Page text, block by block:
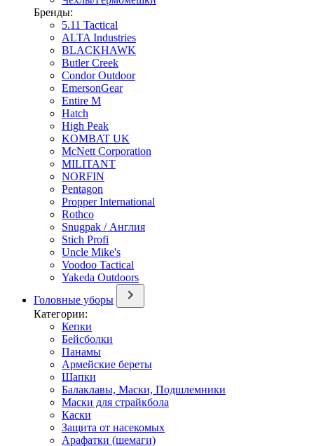
Бренды:
5.11 Tactical
ALTA Industries
BLACKHAWK
Butler Creek
Condor Outdoor
EmersonGear
Entire M
Hatch
High Peak
KOMBAT UK
McNett Corporation
MILITANT
NORFIN
Pentagon
Propper International
Rothco
Snugpak / Англия
Stich Profi
Uncle Mike's
Voodoo Tactical
Yakeda Outdoors
Головные уборы
Категории:
Кепки
Бейсболки
Панамы
Армейские береты
Шапки
Балаклавы, Маски, Подшлемники
Маски для страйкбола
Каски
Защита от насекомых
Арафатки (шемаги)